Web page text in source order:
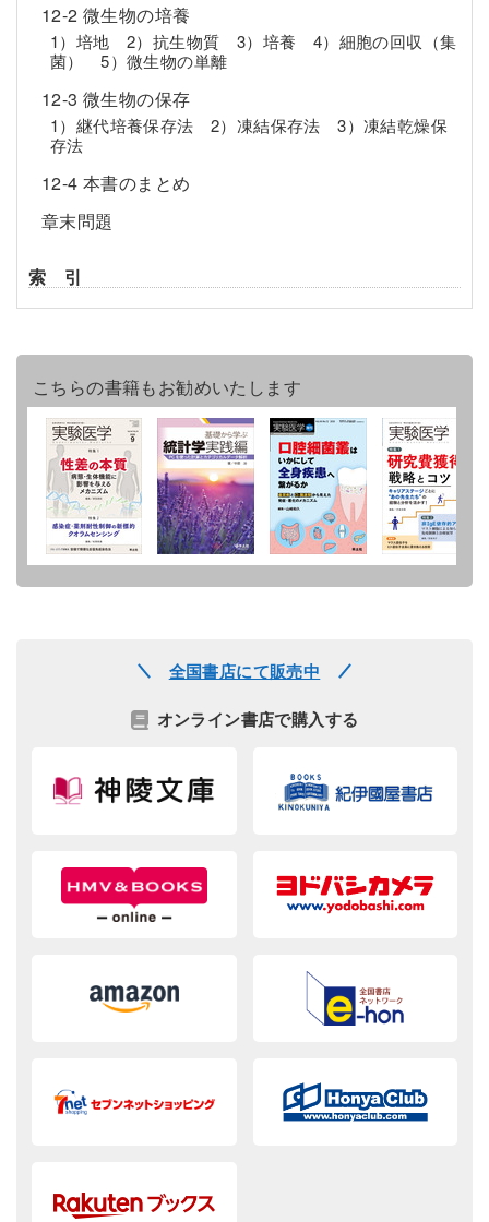
12-2 微生物の培養
1）培地 2）抗生物質 3）培養 4）細胞の回収（集
菌） 5）微生物の単離
12-3 微生物の保存
1）継代培養保存法 2）凍結保存法 3）凍結乾燥保
存法
12-4 本書のまとめ
章末問題
索 引
こちらの書籍もお勧めいたします
全国書店にて販売中
オンライン書店で購入する